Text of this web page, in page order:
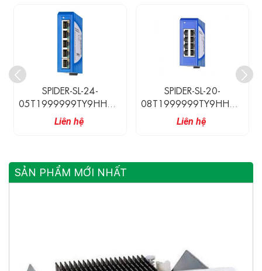
SPIDER-SL-24-
05T1999999TY9HHHH
Hirschmann Switch Công
Nghiệp Không Quản Lý 5
Liên hệ
SPIDER-SL-20-
08T1999999TY9HHHH
Hirschmann Switch Công
Nghiệp Không Quản Lý 8
Liên hệ
SẢN PHẨM MỚI NHẤT